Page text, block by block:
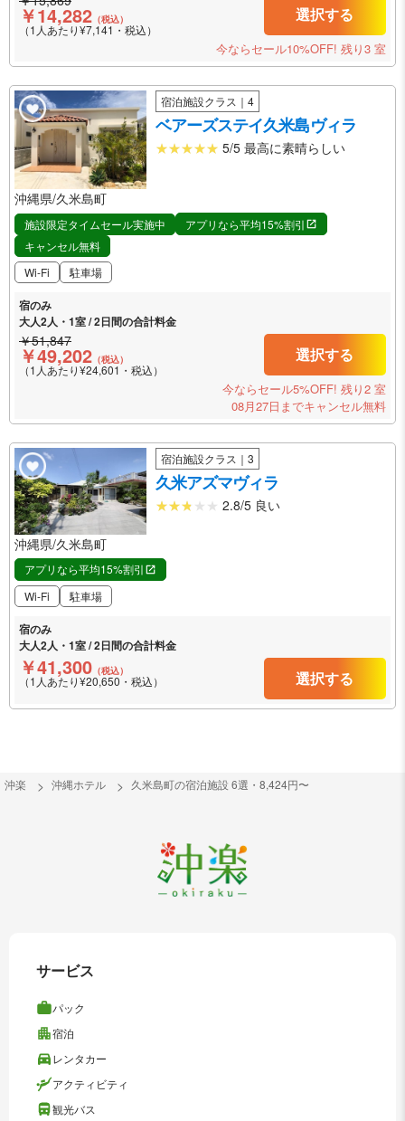
￥14,282 （税込）
（1人あたり¥7,141・税込）
選択する
今ならセール10%OFF! 残り3 室
宿泊施設クラス｜4
ベアーズステイ久米島ヴィラ
5/5 最高に素晴らしい
沖縄県/久米島町
施設限定タイムセール実施中
アプリなら平均15%割引
キャンセル無料
Wi-Fi
駐車場
宿のみ
大人2人・1室 / 2日間の合計料金
￥51,847
￥49,202 （税込）
（1人あたり¥24,601・税込）
選択する
今ならセール5%OFF! 残り2 室
08月27日までキャンセル無料
宿泊施設クラス｜3
久米アズマヴィラ
2.8/5 良い
沖縄県/久米島町
アプリなら平均15%割引
Wi-Fi
駐車場
宿のみ
大人2人・1室 / 2日間の合計料金
￥41,300 （税込）
（1人あたり¥20,650・税込） 選択する
沖楽 沖縄ホテル 久米島町の宿泊施設 6選・8,424円〜
サービス
パック
宿泊
レンタカー
アクティビティ
観光バス